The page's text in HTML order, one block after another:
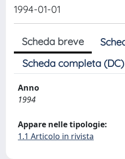
1994-01-01
Scheda breve
Scheda completa (DC)
Anno
1994
Appare nelle tipologie:
1.1 Articolo in rivista